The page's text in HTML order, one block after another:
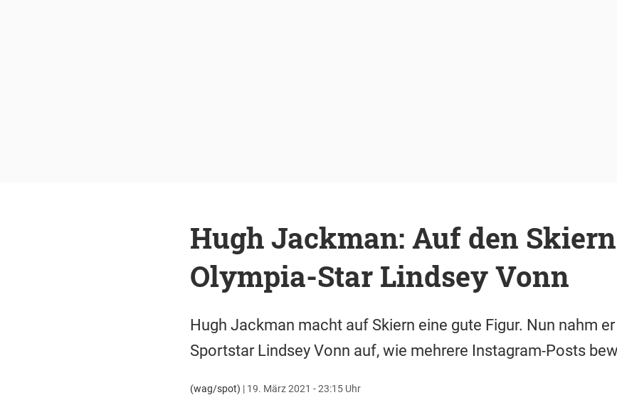
Hugh Jackman: Auf den
Olympia-Star Lindsey Vonn
Hugh Jackman macht auf Skiern eine gute Figur. Nun nahm
Sportstar Lindsey Vonn auf, wie mehrere Instagram-Posts
(wag/spot) | 19. März 2021 - 23:15 Uhr